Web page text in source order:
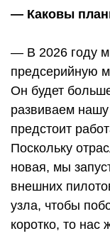
— Каковы
— В 2026 году
предсерийную
Он будет
развиваем
предстоит
Поскольку
новая, мы
внешних
узла, чтобы
коротко, то нас